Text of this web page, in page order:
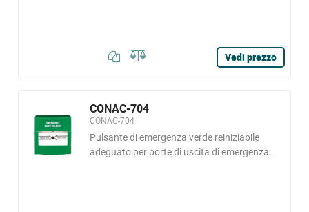
Vedi prezzo
CONAC-704
CONAC-704
Pulsante di emergenza verde reiniziabile
adeguato per porte di uscita di emergenza.